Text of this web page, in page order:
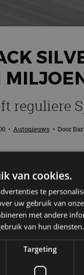
reguliere
• Autonieuws • Door
op de
Speedback
euro.
dus.
van cookies.
te
uw gebruik van
met andere
van hun diensten.
Targeting